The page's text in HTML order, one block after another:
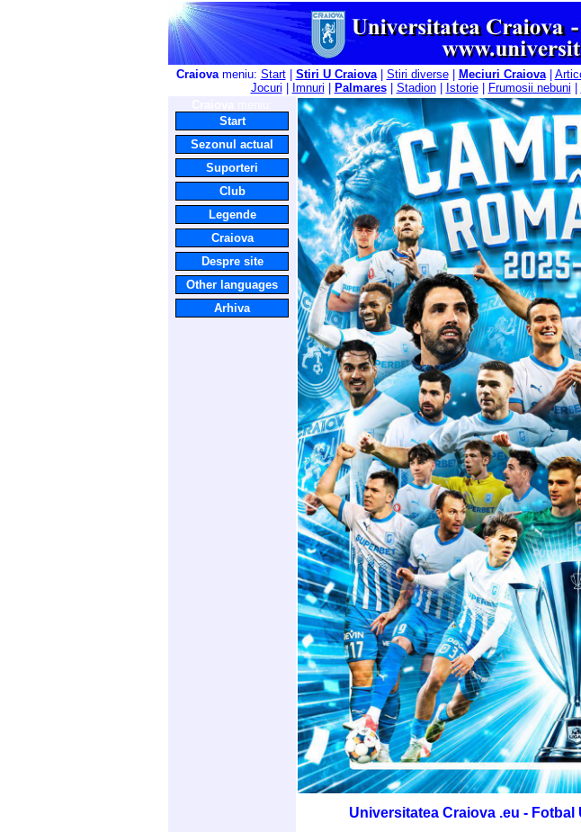
Craiovameniu: Start| Stiri U Craiova| Stiri diverse| Meciuri Craiova|
Jocuri
Imnuri Palmares| Stadion| Istorie| Frumosii nebuni
Start
Sezonul actual
Suporteri
Club
Legende
Craiova
Despre site
Other languages
Arhiva
Universitatea Craiova .eu -